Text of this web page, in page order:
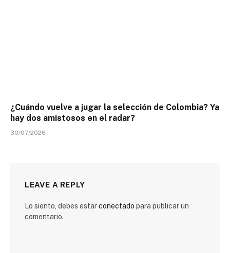
¿Cuándo vuelve a jugar la selección de Colombia? Ya
hay dos amistosos en el radar?
30/07/2026
LEAVE A REPLY
Lo siento, debes estarconectado para publicar un
comentario.